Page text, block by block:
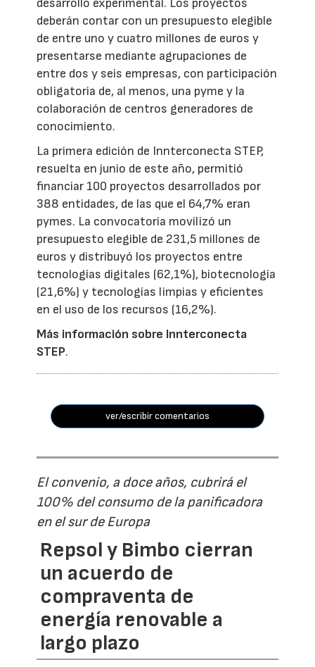
desarrollo experimental. Los proyectos
deberán contar con un presupuesto elegible
de entre uno y cuatro millones de euros y
presentarse mediante agrupaciones de
entre dos y seis empresas, con participación
obligatoria de, al menos, una pyme y la
colaboración de centros generadores de
conocimiento.
La primera edición de Innterconecta STEP,
resuelta en junio de este año, permitió
financiar 100 proyectos desarrollados por
388 entidades, de las que el 64,7% eran
pymes. La convocatoria movilizó un
presupuesto elegible de 231,5 millones de
euros y distribuyó los proyectos entre
tecnologías digitales (62,1%), biotecnología
(21,6%) y tecnologías limpias y eficientes
en el uso de los recursos (16,2%).
Más información sobre Innterconecta
STEP.
ver/escribir comentarios
El convenio, a doce años, cubrirá el
100% del consumo de la panificadora
en el sur de Europa
Repsol y Bimbo cierran
un acuerdo de
compraventa de
energía renovable a
largo plazo